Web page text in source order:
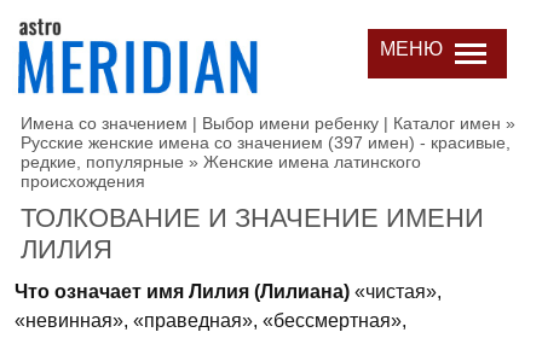
МЕНЮ
Имена со значением | Выбор имени ребенку | Каталог имен »
Русские женские имена со значением (397 имен) - красивые,
редкие, популярные » Женские имена латинского
происхождения
ТОЛКОВАНИЕ И ЗНАЧЕНИЕ ИМЕНИ
ЛИЛИЯ
Что означает имя Лилия (Лилиана) «чистая»,
«невинная», «праведная», «бессмертная»,